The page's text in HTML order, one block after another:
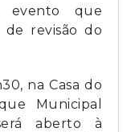
evento que
revisão do
na Casa do
Municipal
aberto à